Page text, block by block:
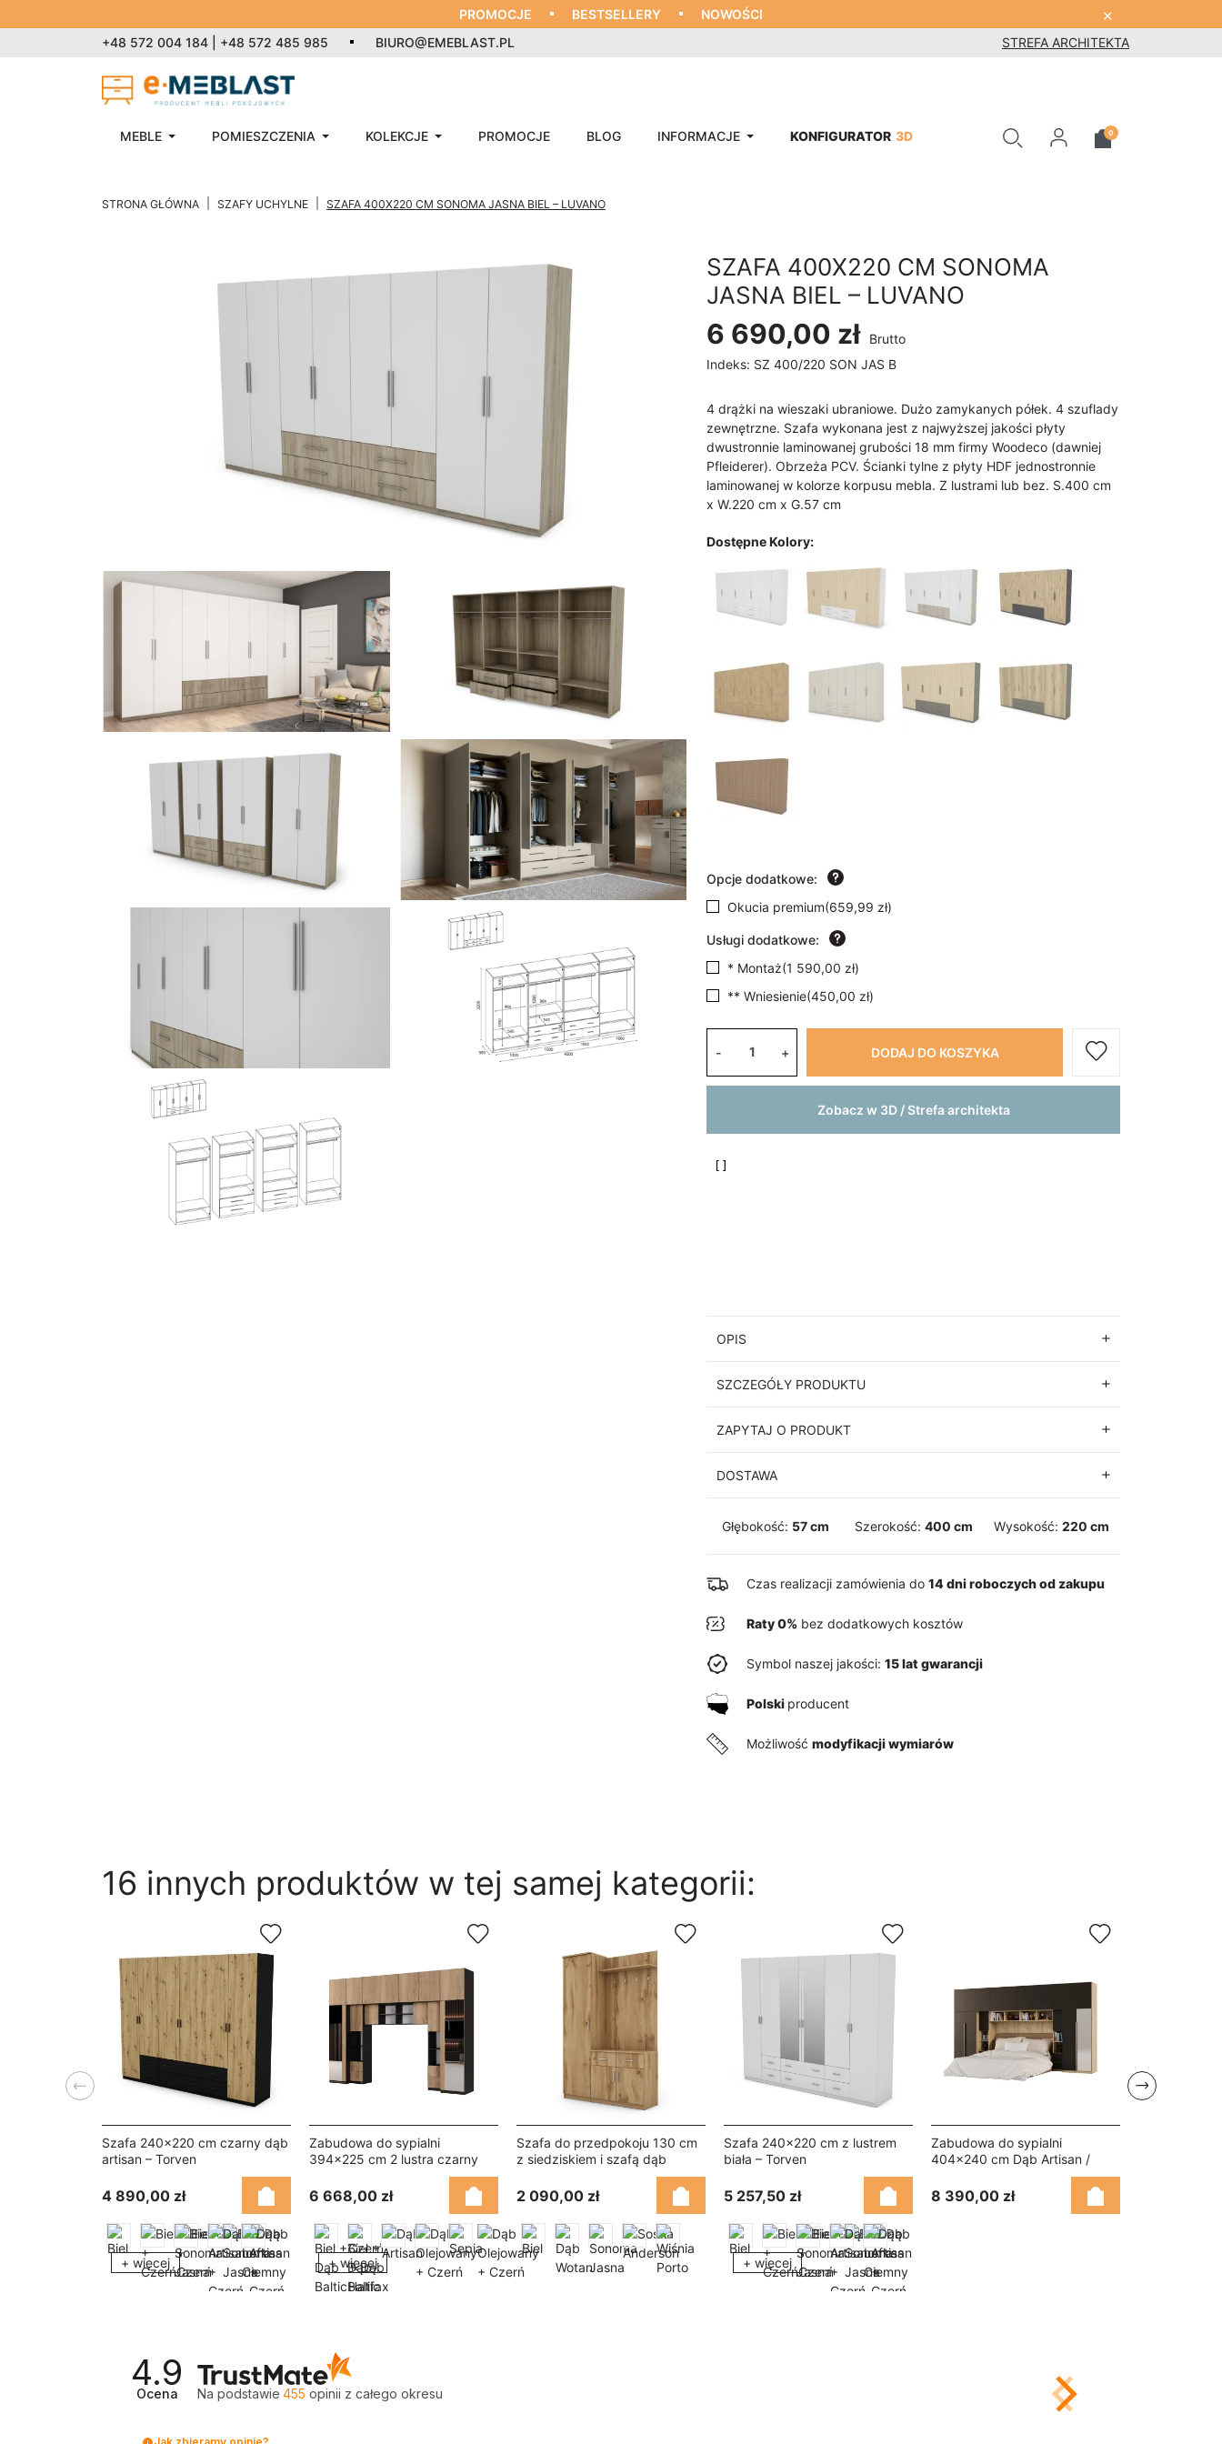
PROMOCJE BESTSELLERY NOWOŚCI ×
+48 572 004 184 | +48 572 485 985 BIURO@EMEBLAST.PL STREFA ARCHITEKTA
MEBLE POMIESZCZENIA KOLEKCJE PROMOCJE BLOG INFORMACJE KONFIGURATOR 3D 0
STRONA GŁÓWNA SZAFY UCHYLNE SZAFA 400X220 CM SONOMA JASNA BIEL – LUVANO
SZAFA 400X220 CM SONOMA
JASNA BIEL – LUVANO
6 690,00 zł
Brutto
Indeks: SZ 400/220 SON JAS B
4 drążki na wieszaki ubraniowe. Dużo zamykanych półek. 4 szuflady
zewnętrzne. Szafa wykonana jest z najwyższej jakości płyty
dwustronnie laminowanej grubości 18 mm firmy Woodeco (dawniej
Pfleiderer). Obrzeża PCV. Ścianki tylne z płyty HDF jednostronnie
laminowanej w kolorze korpusu mebla. Z lustrami lub bez. S.400 cm
x W.220 cm x G.57 cm
Dostępne Kolory:
Opcje dodatkowe:
Okucia premium(659,99 zł)
Usługi dodatkowe:
* Montaż(1 590,00 zł)
** Wniesienie(450,00 zł)
- + DODAJ DO KOSZYKA
Zobacz w 3D / Strefa architekta
OPIS
SZCZEGÓŁY PRODUKTU
ZAPYTAJ O PRODUKT
DOSTAWA
Głębokość: 57 cm Szerokość: 400 cm Wysokość: 220 cm
Czas realizacji zamówienia do 14 dni roboczych od zakupu
Raty 0% bez dodatkowych kosztów
Symbol naszej jakości: 15 lat gwarancji
Polski producent
Możliwość modyfikacji wymiarów
16 innych produktów w tej samej kategorii:
Szafa 240x220 cm czarny dąb
artisan – Torven
4 890,00 zł
+ więcej
Zabudowa do sypialni
394x225 cm 2 lustra czarny
onyx / dąb Halifax – Sena
6 668,00 zł
+ więcej
Szafa do przedpokoju 130 cm
z siedziskiem i szafą dąb
2 090,00 zł
Szafa 240x220 cm z lustrem
biała – Torven
5 257,50 zł
+ więcej
Zabudowa do sypialni
404x240 cm Dąb Artisan /
Czarny Onyx z 1 lustrem –
MAJA
8 390,00 zł
Poprzedni Następny
4.9
Ocena Na podstawie 455 opinii z całego okresu